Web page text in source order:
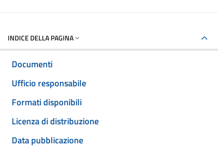
INDICE DELLA PAGINA
Documenti
Ufficio responsabile
Formati disponibili
Licenza di distribuzione
Data pubblicazione